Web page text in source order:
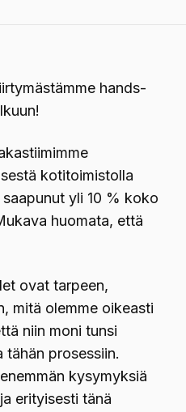
hands-
kotitoimistolla
yli 10 % koko
huomata, että
ovat tarpeen,
mitä olemme oikeasti
niin moni tunsi
tähän prosessiin.
kysymyksiä
erityisesti tänä